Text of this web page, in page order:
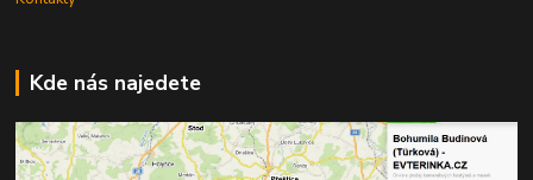
Kde nás najedete